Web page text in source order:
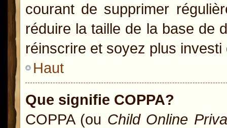
courant de supprimer
réduire la taille de la base de
réinscrire et soyez plus
Haut
Que signifie COPPA?
COPPA (ou Child Online